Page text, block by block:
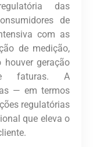
das
de
com as
de medição,
houver geração
faturas. A
— em termos
regulatórias
que eleva o